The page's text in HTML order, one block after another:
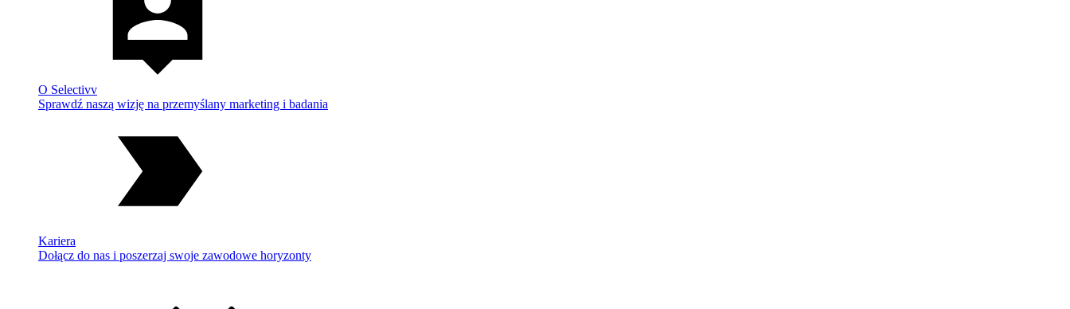
O Selectivv
Sprawdź naszą wizję na przemyślany marketing i badania
Kariera
Dołącz do nas i poszerzaj swoje zawodowe horyzonty